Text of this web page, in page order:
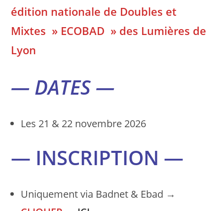
édition nationale de Doubles et
Mixtes » ECOBAD » des Lumières de
Lyon
— DATES —
Les 21 & 22 novembre 2026
— INSCRIPTION —
Uniquement via Badnet & Ebad →